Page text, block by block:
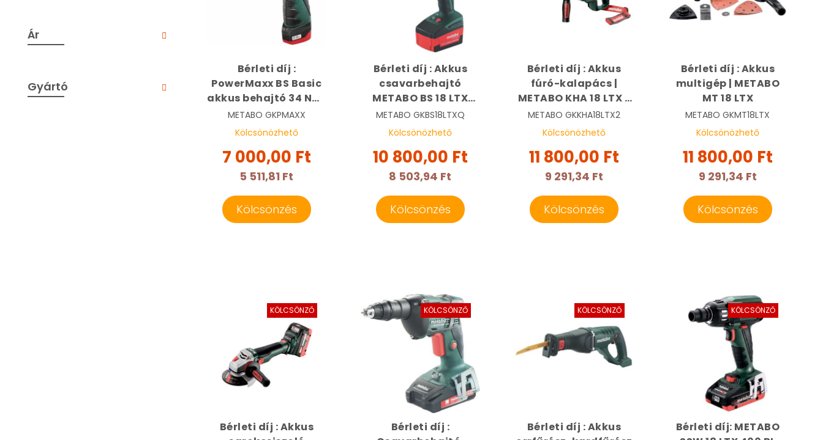
Bérleti díj :
PowerMaxx BS Basic
akkus behajtó 34 Nm,
12 V | METABO
600080500
METABO GKPMAXX
Kölcsönözhető
7 000,00 Ft
5 511,81 Ft
Kölcsönzés
Bérleti díj : Akkus
csavarbehajtó
METABO BS 18 LTX
Quick | METABO
602193500
METABO GKBS18LTXQ
Kölcsönözhető
10 800,00 Ft
8 503,94 Ft
Kölcsönzés
Bérleti díj : Akkus
fúró-kalapács |
METABO KHA 18 LTX -
2
METABO GKKHA18LTX2
Kölcsönözhető
11 800,00 Ft
9 291,34 Ft
Kölcsönzés
Bérleti díj : Akkus
multigép | METABO
MT 18 LTX
METABO GKMT18LTX
Kölcsönözhető
11 800,00 Ft
9 291,34 Ft
Kölcsönzés
KÖLCSÖNZŐ
Bérleti díj : Akkus
KÖLCSÖNZŐ
Bérleti díj :
KÖLCSÖNZŐ
Bérleti díj : Akkus
KÖLCSÖNZŐ
Bérleti díj: METABO
Ár
Gyártó